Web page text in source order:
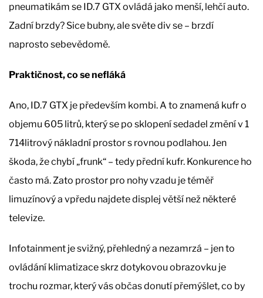
pneumatikám se ID.7 GTX ovládá jako menší, lehčí auto.
Zadní brzdy? Sice bubny, ale světe div se – brzdí
naprosto sebevědomě.
Praktičnost, co se nefláká
Ano, ID.7 GTX je především kombi. A to znamená kufr o
objemu 605 litrů, který se po sklopení sedadel změní v 1
714litrový nákladní prostor s rovnou podlahou. Jen
škoda, že chybí „frunk“ – tedy přední kufr. Konkurence ho
často má. Zato prostor pro nohy vzadu je téměř
limuzínový a vpředu najdete displej větší než některé
televize.
Infotainment je svižný, přehledný a nezamrzá – jen to
ovládání klimatizace skrz dotykovou obrazovku je
trochu rozmar, který vás občas donutí přemýšlet, co by